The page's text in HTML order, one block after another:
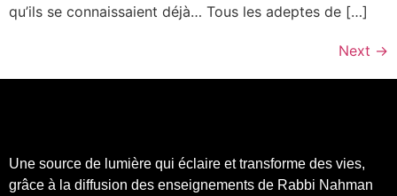
qu’ils se connaissaient déjà… Tous les adeptes de […]
Next →
Une source de lumière qui éclaire et transforme des vies,
grâce à la diffusion des enseignements de Rabbi Nahman